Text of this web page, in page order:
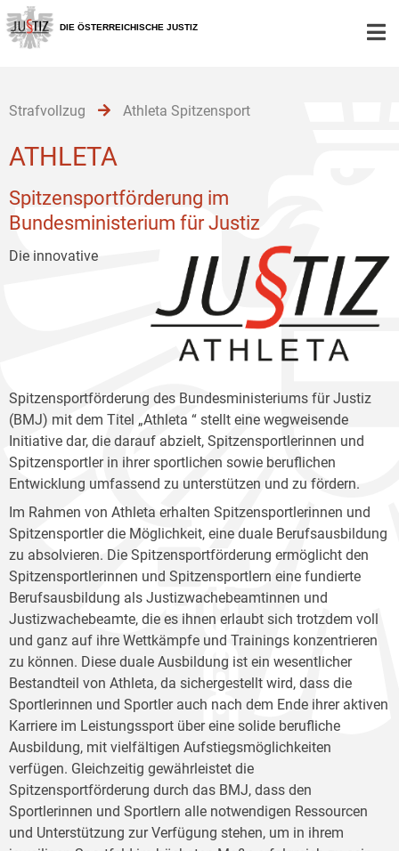
Zur
Hauptnavigation
[1]
Zum
Inhalt
[2]
Zum
Untermenü
[3]
DIE ÖSTERREICHISCHE JUSTIZ
Strafvollzug Athleta Spitzensport
ATHLETA
Spitzensportförderung im
Bundesministerium für Justiz
Die innovative
Spitzensportförderung des Bundesministeriums für Justiz
(BMJ) mit dem Titel „Athleta “ stellt eine wegweisende
Initiative dar, die darauf abzielt, Spitzensportlerinnen und
Spitzensportler in ihrer sportlichen sowie beruflichen
Entwicklung umfassend zu unterstützen und zu fördern.
Im Rahmen von Athleta erhalten Spitzensportlerinnen und
Spitzensportler die Möglichkeit, eine duale Berufsausbildung
zu absolvieren. Die Spitzensportförderung ermöglicht den
Spitzensportlerinnen und Spitzensportlern eine fundierte
Berufsausbildung als Justizwachebeamtinnen und
Justizwachebeamte, die es ihnen erlaubt sich trotzdem voll
und ganz auf ihre Wettkämpfe und Trainings konzentrieren
zu können. Diese duale Ausbildung ist ein wesentlicher
Bestandteil von Athleta, da sichergestellt wird, dass die
Sportlerinnen und Sportler auch nach dem Ende ihrer aktiven
Karriere im Leistungssport über eine solide berufliche
Ausbildung, mit vielfältigen Aufstiegsmöglichkeiten
verfügen. Gleichzeitig gewährleistet die
Spitzensportförderung durch das BMJ, dass den
Sportlerinnen und Sportlern alle notwendigen Ressourcen
und Unterstützung zur Verfügung stehen, um in ihrem